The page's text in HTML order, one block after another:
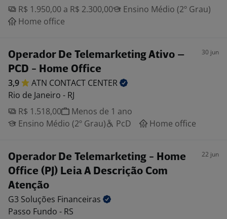
R$ 1.950,00 a R$ 2.300,00
Ensino Médio (2º Grau)
Home office
Operador De Telemarketing Ativo –
PCD - Home Office
30 jun
3,9 ATN CONTACT CENTER
Rio de Janeiro - RJ
R$ 1.518,00
Menos de 1 ano
Ensino Médio (2º Grau)
PcD Home office
Operador De Telemarketing - Home
Office (PJ) Leia A Descrição Com
Atenção
22 jun
G3 Soluções Financeiras
Passo Fundo - RS